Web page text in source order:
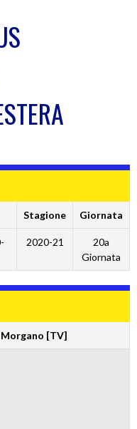
Stagione Giornata
2020-21
20a
Giornata
Morgano [TV]